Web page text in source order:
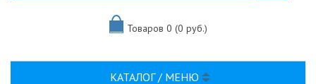
Товаров 0 (0 руб.)
КАТАЛОГ / МЕНЮ